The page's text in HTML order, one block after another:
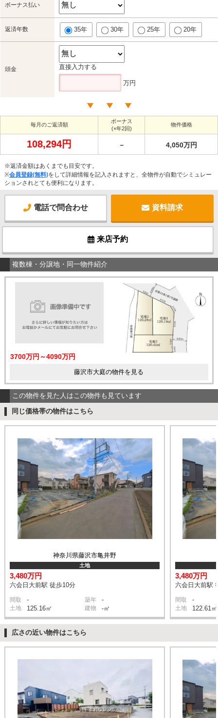
ボーナス払い
返済年数 35年 30年 25年 20年
頭金 直接入力する
万円
毎月のご返済額
ボーナス
(×年2回)
物件価格
108,294円 － 4,050万円
※返済金額はあくまでも目安です。
※会員登録(無料)をして詳細情報を記入されますと、全物件が自動でシミュレー
ションされとても便利になります。
電話で問合わせ 資料請求
来店予約
複数棟・分譲地・同一物件紹介
3700万円～4090万円
藤沢市大庭の物件を見る
この物件を見た人はこの物件も見ています
同じ価格帯の物件はこちら
神奈川県藤沢市亀井野
土地
3,480万円
六会日大前駅 徒歩10分
間取 - 築年 -
土地 125.16㎡ 建物 -㎡
3,480万円
六会日大前駅
間取 -
土地 122.61㎡
広さの近い物件はこちら